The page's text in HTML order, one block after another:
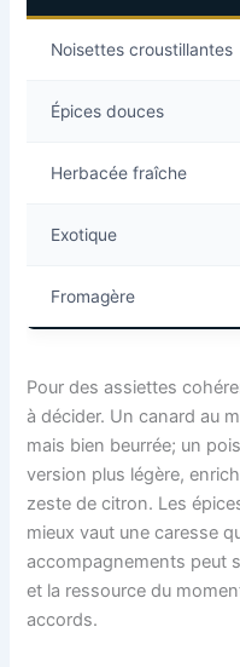
Noisettes croustillantes
Épices douces
Herbacée fraîche
Exotique
Fromagère
Pour des assiettes
à décider. Un canard au
mais bien beurrée; un
version plus légère,
zeste de citron. Les
mieux vaut une caresse
accompagnements peut
et la ressource du
accords.